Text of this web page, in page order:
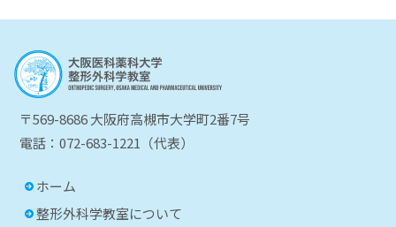
〒569-8686 大阪府高槻市大学町2番7号
電話：072-683-1221（代表）
ホーム
整形外科学教室について